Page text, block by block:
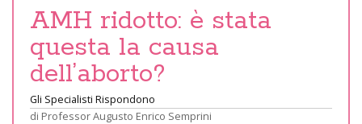
AMH ridotto: è stata
questa la causa
dell’aborto?
Gli Specialisti Rispondono
di Professor Augusto Enrico Semprini